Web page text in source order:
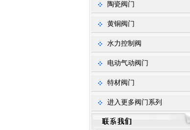
陶瓷阀门
黄铜阀门
水力控制阀
电动气动阀门
特材阀门
进入更多阀门系列